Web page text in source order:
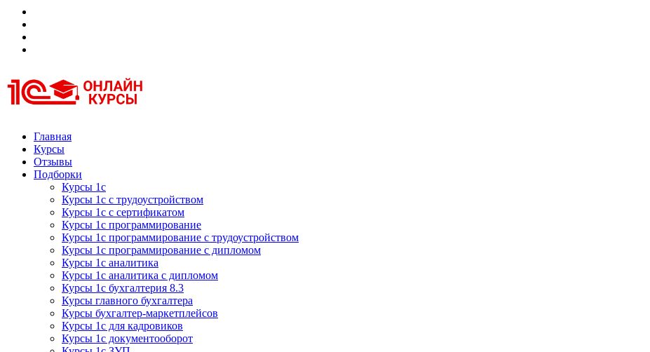
Курсы 1С
Курсы 1С официальная сертификация
Главная
Курсы
Отзывы
Подборки
Курсы 1с
Курсы 1с с трудоустройством
Курсы 1с с сертификатом
Курсы 1с программирование
Курсы 1с программирование с трудоустройством
Курсы 1с программирование с дипломом
Курсы 1с аналитика
Курсы 1с аналитика с дипломом
Курсы 1с бухгалтерия 8.3
Курсы главного бухгалтера
Курсы бухгалтер-маркетплейсов
Курсы 1с для кадровиков
Курсы 1с документооборот